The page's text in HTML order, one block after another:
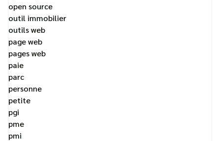
open source
outil immobilier
outils web
page web
pages web
paie
parc
personne
petite
pgi
pme
pmi